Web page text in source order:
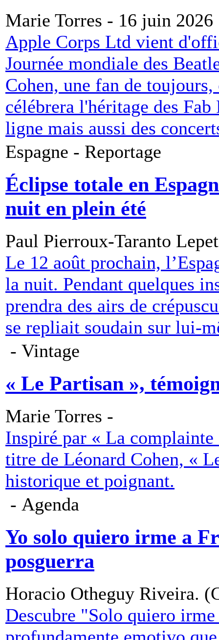
Marie Torres - 16 juin 2026
Apple Corps Ltd vient
Journée mondiale des
Cohen, une fan de
célébrera l'héritage des Fab
ligne mais aussi des
Espagne - Reportage
Éclipse totale en
nuit en plein été
Paul Pierroux-Taranto
Le 12 août prochain,
la nuit. Pendant quelques
prendra des airs de
se repliait soudain sur lui-
- Vintage
« Le Partisan »,
Marie Torres -
Inspiré par « La
titre de Léonard Cohen, «
historique et poignant.
- Agenda
Yo solo quiero irme a
posguerra
Horacio Otheguy Riveira.
Descubre "Solo quiero